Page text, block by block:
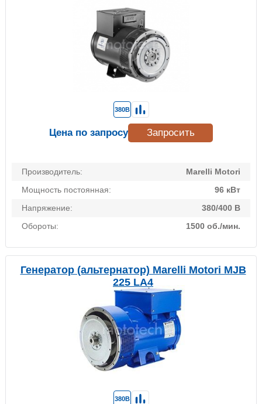
Производитель:
Marelli Motori
Мощность постоянная:
96 кВт
Напряжение:
380/400 В
Обороты:
1500 об./мин.
380В
Цена по запросу Запросить
Генератор (альтернатор) Marelli Motori MJB
225 LA4
380В